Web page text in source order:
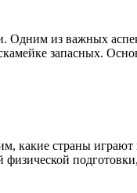
из важных
запасных.
какие страны